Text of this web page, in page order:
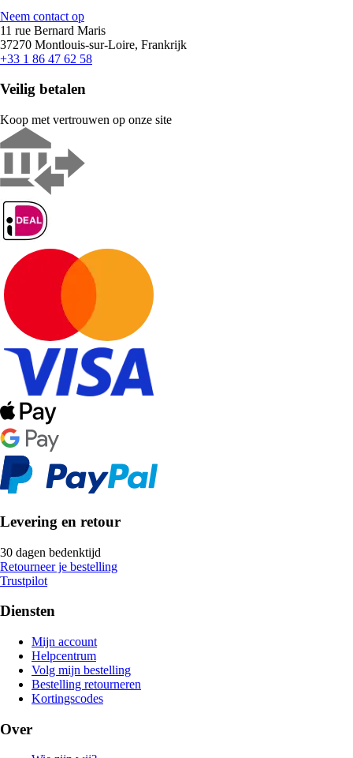
Neem contact op
11 rue Bernard Maris
37270 Montlouis-sur-Loire, Frankrijk
+33 1 86 47 62 58
Veilig betalen
Koop met vertrouwen op onze site
Levering en retour
30 dagen bedenktijd
Retourneer je bestelling
Trustpilot
Diensten
Mijn account
Helpcentrum
Volg mijn bestelling
Bestelling retourneren
Kortingscodes
Over